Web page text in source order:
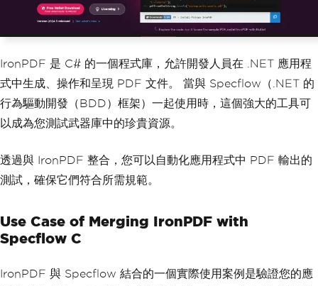
IronPDF 是 C# 的一個程式庫，允許開發人員在 .NET 應用程
式中生成、操作和呈現 PDF 文件。 當與 Specflow（.NET 的
行為驅動開發（BDD）框架）一起使用時，這個強大的工具可
以成為您測試武器庫中的珍貴資源。
透過與 IronPDF 整合，您可以自動化應用程式中 PDF 輸出的
測試，確保它們符合所需規範。
Use Case of Merging IronPDF with
Specflow C
IronPDF 與 Specflow 結合的一個實際使用案例是驗證您的應